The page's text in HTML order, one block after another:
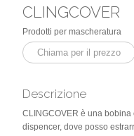
CLINGCOVER
Prodotti per mascheratura
Chiama per il prezzo
Descrizione
CLINGCOVER è una
dispencer, dove posso